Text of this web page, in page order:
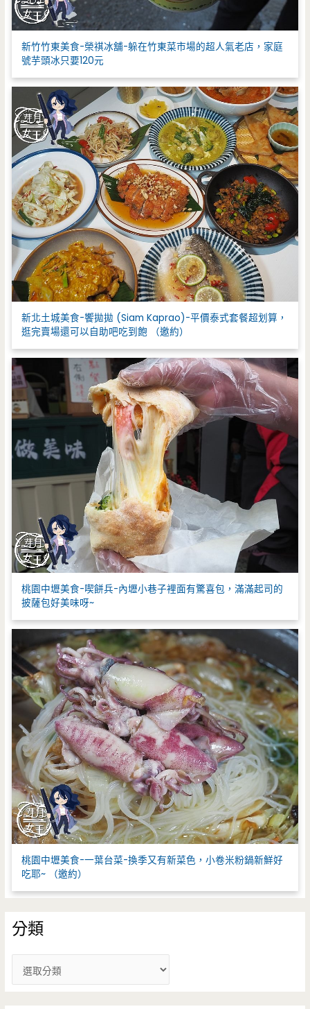
新竹竹東美食-榮祺冰舖-躲在竹東菜市場的超人氣老店，家庭
號芋頭冰只要120元
新北土城美食-饗拋拋 (Siam Kaprao)-平價泰式套餐超划算，
逛完賣場還可以自助吧吃到飽 （邀約）
桃園中壢美食-喫餅兵-內壢小巷子裡面有驚喜包，滿滿起司的
披薩包好美味呀~
桃園中壢美食-一葉台菜-換季又有新菜色，小卷米粉鍋新鮮好
吃耶~ （邀約）
分類
類